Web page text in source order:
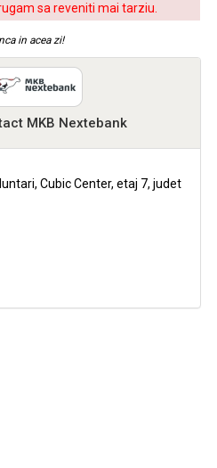
sa reveniti mai tarziu.
in acea zi!
MKB Nextebank
Cubic Center, etaj 7, judet